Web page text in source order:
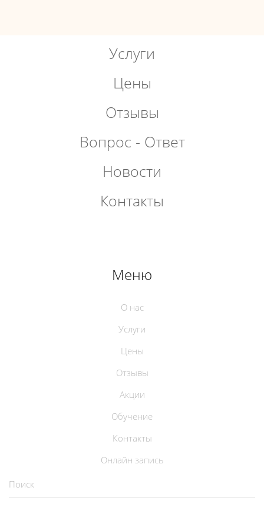
Услуги
Цены
Отзывы
Вопрос - Ответ
Новости
Контакты
Меню
О нас
Услуги
Цены
Отзывы
Акции
Обучение
Контакты
Онлайн запись